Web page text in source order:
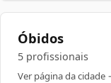
Óbidos
5 profissionais
Ver página da cidade